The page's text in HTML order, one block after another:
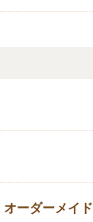
オーダーメイド